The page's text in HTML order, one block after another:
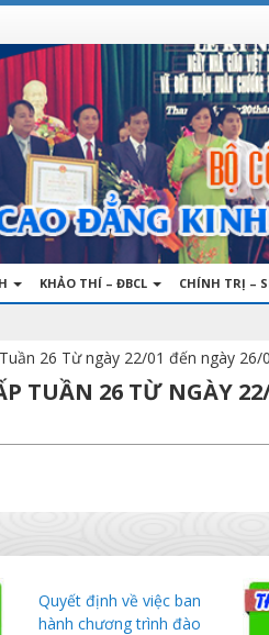
KHẢO THÍ – ĐBCL CHÍNH TRỊ –
26 Từ ngày 22/01 đến ngày 26/
TUẦN 26 TỪ NGÀY
Quyết định về việc ban
hành chương trình đào